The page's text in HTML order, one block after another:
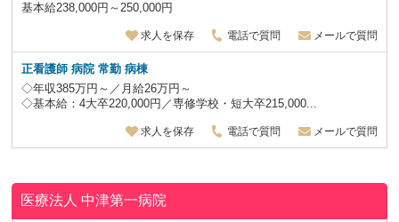
基本給238,000円～250,000円
求人を保存 電話で質問 メールで質問
正看護師 病院 常勤 病棟
◇年収385万円～／月給26万円～
◇基本給：4大卒220,000円／専修学校・短大卒215,000...
求人を保存 電話で質問 メールで質問
医療法人 中津第一病院